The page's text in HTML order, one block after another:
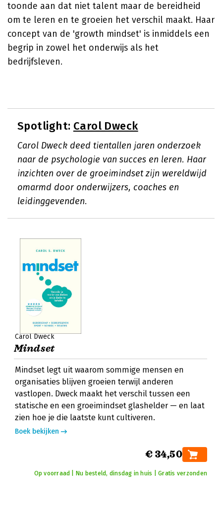
toonde aan dat niet talent maar de bereidheid
om te leren en te groeien het verschil maakt. Haar
concept van de 'growth mindset' is inmiddels een
begrip in zowel het onderwijs als het
bedrijfsleven.
Spotlight: Carol Dweck
Carol Dweck deed tientallen jaren onderzoek
naar de psychologie van succes en leren. Haar
inzichten over de groeimindset zijn wereldwijd
omarmd door onderwijzers, coaches en
leidinggevenden.
Carol Dweck
Mindset
Mindset legt uit waarom sommige mensen en
organisaties blijven groeien terwijl anderen
vastlopen. Dweck maakt het verschil tussen een
statische en een groeimindset glashelder — en laat
zien hoe je die laatste kunt cultiveren.
Boek bekijken
€ 34,50
Op voorraad | Nu besteld, dinsdag in huis | Gratis verzonden